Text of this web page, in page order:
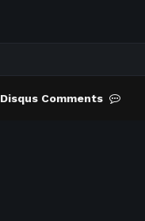
Disqus Comments